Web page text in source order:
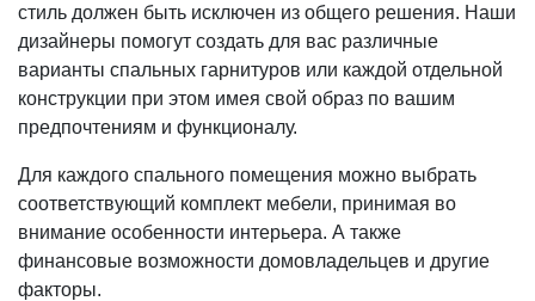
стиль должен быть исключен из общего решения. Наши
дизайнеры помогут создать для вас различные
варианты спальных гарнитуров или каждой отдельной
конструкции при этом имея свой образ по вашим
предпочтениям и функционалу.
Для каждого спального помещения можно выбрать
соответствующий комплект мебели, принимая во
внимание особенности интерьера. А также
финансовые возможности домовладельцев и другие
факторы.